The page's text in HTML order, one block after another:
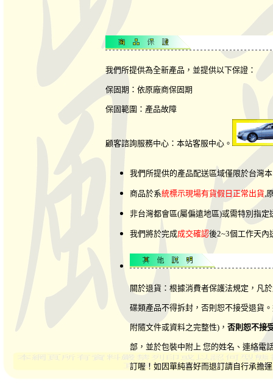
我們所提供為全新產品，並提供以下保證：
保固期：依原廠商保固期
保固範圍：產品故障
顧客諮詢服務中心：本站客服中心。
我們所提供的產品配送區域僅限於台灣
商品於系統標示現場有貨假日正常出貨,
非台灣都會區(屬偏遠地區)或需特別指
我們將於完成成交確認後2~3個工作天內
關於退貨：根據消費者保護法規定，凡
碟類產品不得拆封，否則恕不接受退貨
附隨文件或資料之完整性)， 否則恕不接
部，並於包裝中附上 您的姓名、連絡電
訂喔！如因單純喜好而退訂請自行承擔